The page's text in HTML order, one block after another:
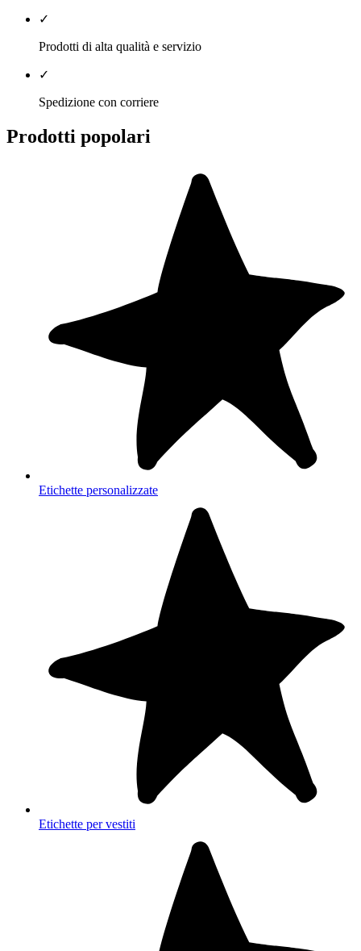
✓
Prodotti di alta qualità e servizio
✓
Spedizione con corriere
Prodotti popolari
Etichette personalizzate
Etichette per vestiti